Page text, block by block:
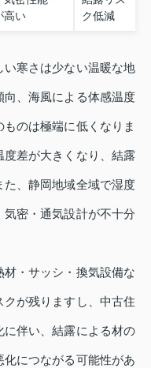
高い
ク低減
寒さは少ない温暖な地
、海風による体感温度
のは極端に低くなりま
差が大きくなり、結露
、静岡地域全域で湿度
密・通気設計が不十分
・サッシ・換気設備な
が残りますし、中古住
伴い、結露による材の
につながる可能性があ